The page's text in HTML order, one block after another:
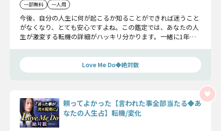
一部無料 一人用
今後、自分の人生に何が起こるか知ることができれば迷うこと
がなくなり、とても安心ですよね。この鑑定では、あなたの人
生が激変する転機の詳細がハッキリ分かります。一緒に1年後
Love Me Do◆絶対数
頼ってよかった【言われた事全部当たる◆あ
なたの人生占】転機/変化